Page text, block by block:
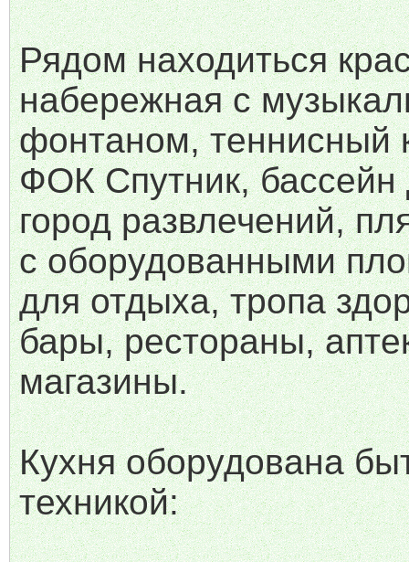
Рядом находиться
набережная с
фонтаном, теннисный
ФОК Спутник,
город развлечений,
с оборудованными
для отдыха, тропа
бары, рестораны,
магазины.
Кухня оборудована
техникой: